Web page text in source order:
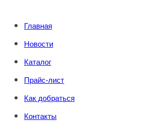
сайту
Главная
Новости
Каталог
Прайс-лист
Как добраться
Контакты